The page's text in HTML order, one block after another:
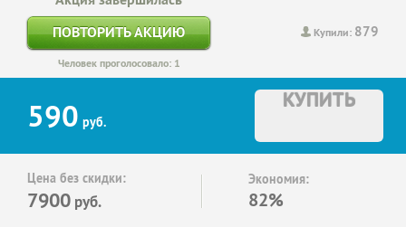
Купили: 879
ПОВТОРИТЬ АКЦИЮ
Человек проголосовало: 1
590 руб.
КУПИТЬ
Цена без скидки:
7900 руб.
Экономия:
82%